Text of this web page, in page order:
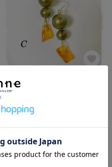
展示中